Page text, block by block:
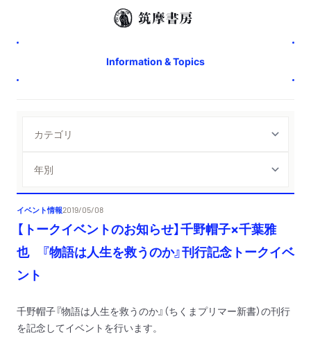
Information & Topics
イベント情報2019/05/08
【トークイベントのお知らせ】千野帽子×千葉雅
也 『物語は人生を救うのか』刊行記念トークイベ
ント
千野帽子『物語は人生を救うのか』（ちくまプリマー新書）の刊行
を記念してイベントを行います。